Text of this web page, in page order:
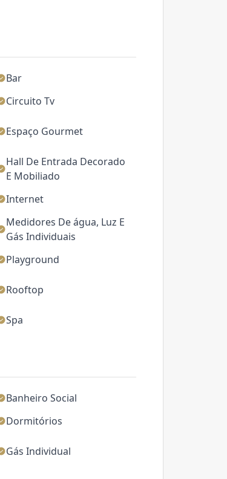
Bar
Circuito Tv
Espaço Gourmet
Hall De Entrada Decorado
E Mobiliado
Internet
Medidores De água, Luz E
Gás Individuais
Playground
Rooftop
Spa
Banheiro Social
Dormitórios
Gás Individual